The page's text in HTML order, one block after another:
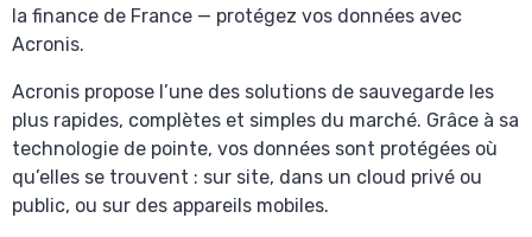
la finance de France — protégez vos données avec
Acronis.
Acronis propose l’une des solutions de sauvegarde les
plus rapides, complètes et simples du marché. Grâce à sa
technologie de pointe, vos données sont protégées où
qu’elles se trouvent : sur site, dans un cloud privé ou
public, ou sur des appareils mobiles.